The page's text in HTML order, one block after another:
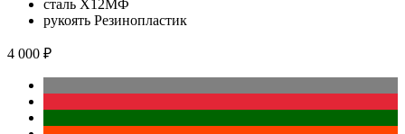
сталь Х12МФ
рукоять Резинопластик
4 000 ₽